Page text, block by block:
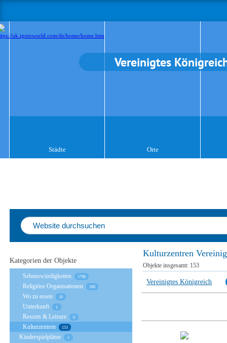
Vereinigtes
Städte Orte
Kulturzentren
Objekte insgesamt: 153
Vereinigtes Königreich
Kategorien der Objekte
Sehenswürdigkeiten 1798
Religiöse Organisationen 398
Wo zu essen 10
Unterkunft 1
Resorts & Leisure 0
Kulturzentren 153
Kinderspielplätze 1